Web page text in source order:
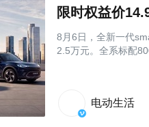
限时权益价
8月6日，全新一代
2.5万元。全系标配
电动生活